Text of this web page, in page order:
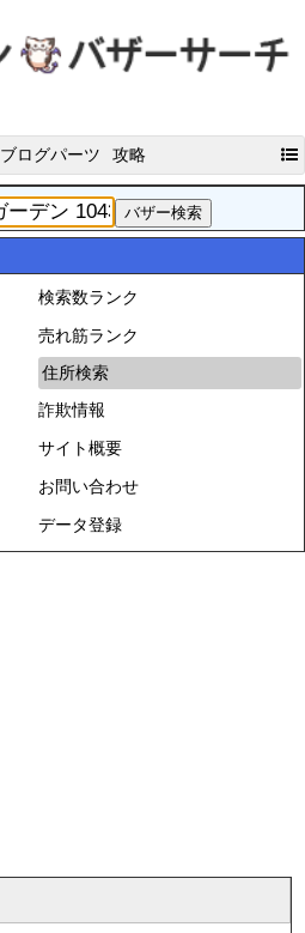
ブログパーツ 攻略
検索数ランク
売れ筋ランク
住所検索
詐欺情報
サイト概要
お問い合わせ
データ登録